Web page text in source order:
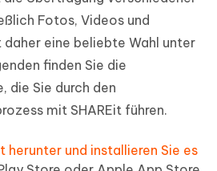
Fotos, Videos und
daher eine beliebte Wahl unter
finden Sie die
die Sie durch den
mit SHAREit führen.
herunter und installieren Sie es